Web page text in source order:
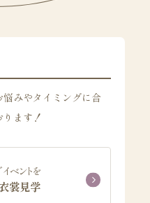
悩みやタイミングに合
ります！
ベントを
裳見学